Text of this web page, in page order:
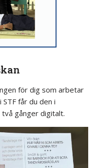
för dig som arbetar
får du den i
gånger digitalt.